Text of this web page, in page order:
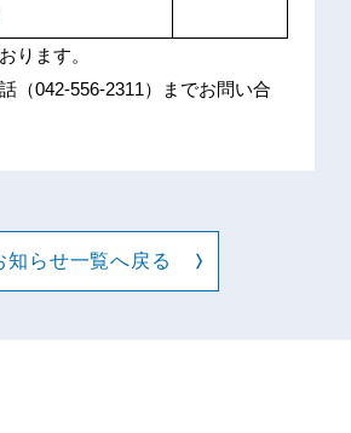
ります。
（042-556-2311）までお問い合
知らせ一覧へ戻る